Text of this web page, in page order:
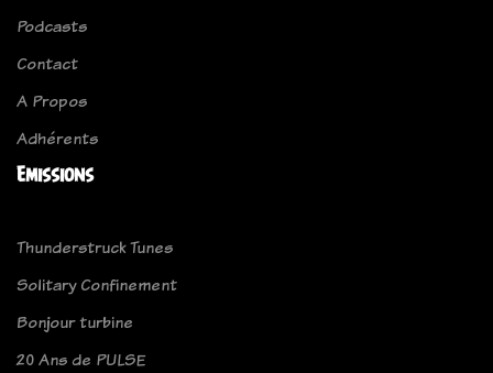
Podcasts
Contact
A Propos
Adhérents
Emissions
Thunderstruck Tunes
Solitary Confinement
Bonjour turbine
20 Ans de PULSE